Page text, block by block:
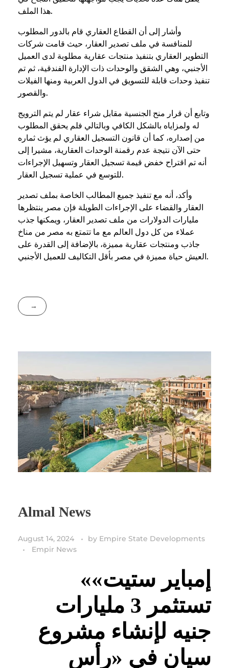
هذا الملف.
وأشار إلى أن القطاع العقاري قام بالدور المطلوب
للمنافسة في ملف تصدير العقار، حيث قامت شركات
التطوير العقاري بتنفيذ منتجات عقارية مطلوبة لدى العميل
الأجنبي، وهي الشقق والوحدات ذات الإدارة الفندقية، ثم تم
تنفيذ وحدات قابلة للتسويق في الدول العربية ومنها الفيلات
والقصور.
وتابع أن قرار منح الجنسية مقابل شراء عقار لم يتم الترويج
له ولمزاياه بالشكل الكافي وبالتالي فلم يحقق المطلوب
من إصداره، كما أن قانون التسجيل العقاري لم يؤث ثماره
حتى الآن نتيجة عدم رقمنة الوحدات العقارية، مشيرا إلى
أنه تم اقتراح خفض قيمة تسجيل العقار وتسهيل الإجراءات
للتوسع في عملية تسجيل العقار.
وأكد، أنه مع تنفيذ جميع المطالب الخاصة بملف تصدير
العقار والقضاء على الإجراءات الطويلة فإن مصر ينتظرها
مليارات الدولارات من ملف تصدير العقار، ويمكنها جذب
عملاء من كل دول العالم مع ما تتمتع به مصر من مناخ
جاذب ومنتجات عقارية مميزة، بالإضافة إلى القدرة على
العيش حياة مميزة في مصر بأقل التكاليف للعميل الأجنبي.
Almal News
August 14, 2024 by Empire State Developments
Empir News
«إمباير ستيت»
تستثمر 3 مليارات
جنيه لإنشاء مشروع
سيان في «رأس